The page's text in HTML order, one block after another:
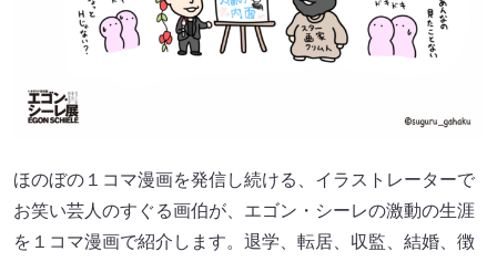
ほのぼの１コマ漫画を発信し続ける、イラストレーターで
お笑い芸人のすぐる画伯が、エゴン・シーレの激動の生涯
を１コマ漫画で紹介します。退学、転居、収監、結婚、徴